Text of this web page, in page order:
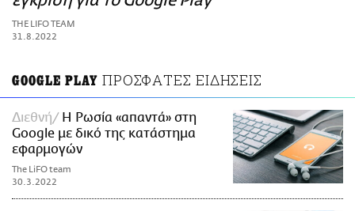
ΑΜΠΑ
PRINT
THE LIFO TEAM
31.8.2022
GOOGLE PLAY ΠΡΟΣΦΑΤΕΣ ΕΙΔΗΣΕΙΣ
Διεθνή
Η Ρωσία «απαντά» στη
Google με δικό της κατάστημα
εφαρμογών
The LiFO team
30.3.2022